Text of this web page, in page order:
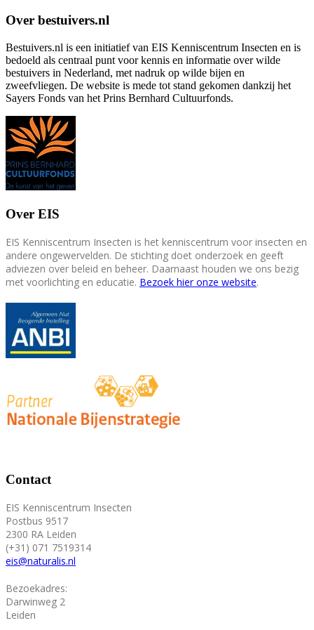
Over bestuivers.nl
Bestuivers.nl is een initiatief van EIS Kenniscentrum Insecten en is
bedoeld als centraal punt voor kennis en informatie over wilde
bestuivers in Nederland, met nadruk op wilde bijen en
zweefvliegen. De website is mede tot stand gekomen dankzij het
Sayers Fonds van het Prins Bernhard Cultuurfonds.
Over EIS
EIS Kenniscentrum Insecten is het kenniscentrum voor insecten en
andere ongewervelden. De stichting doet onderzoek en geeft
adviezen over beleid en beheer. Daarnaast houden we ons bezig
met voorlichting en educatie. Bezoek hier onze website.
Contact
EIS Kenniscentrum Insecten
Postbus 9517
2300 RA Leiden
(+31) 071 7519314
eis@naturalis.nl
Bezoekadres:
Darwinweg 2
Leiden